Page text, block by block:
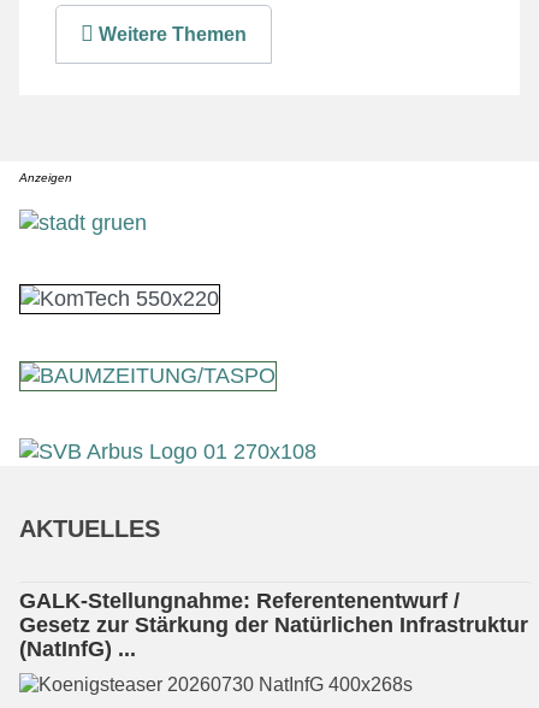
Weitere Themen
Anzeigen
AKTUELLES
GALK-Stellungnahme: Referentenentwurf /
Gesetz zur Stärkung der Natürlichen Infrastruktur
(NatInfG) ...